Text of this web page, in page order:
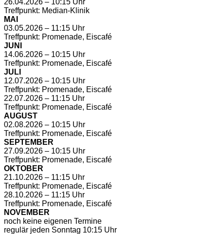
Treffpunkt: Median-Klinik
MAI
03.05.2026 – 11:15 Uhr
Treffpunkt: Promenade, Eiscafé
JUNI
14.06.2026 – 10:15 Uhr
Treffpunkt: Promenade, Eiscafé
JULI
12.07.2026 – 10:15 Uhr
Treffpunkt: Promenade, Eiscafé
22.07.2026 – 11:15 Uhr
Treffpunkt: Promenade, Eiscafé
AUGUST
02.08.2026 – 10:15 Uhr
Treffpunkt: Promenade, Eiscafé
SEPTEMBER
27.09.2026 – 10:15 Uhr
Treffpunkt: Promenade, Eiscafé
OKTOBER
21.10.2026 – 11:15 Uhr
Treffpunkt: Promenade, Eiscafé
28.10.2026 – 11:15 Uhr
Treffpunkt: Promenade, Eiscafé
NOVEMBER
noch keine eigenen Termine
regulär jeden Sonntag 10:15 Uhr